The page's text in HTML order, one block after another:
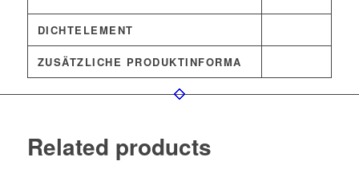
DICHTELEMENT
ZUSÄTZLICHE PRODUKTINFORMA
Related products